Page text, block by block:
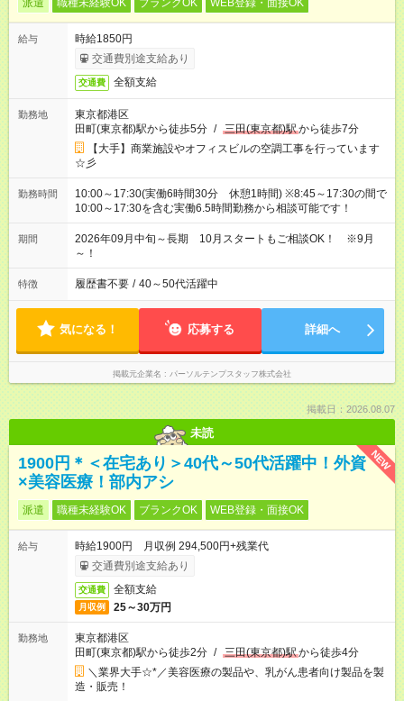
派遣 職種未経験OK ブランクOK WEB登録・面接OK
給与
時給1850円
交通費別途支給あり
交通費 全額支給
勤務地
東京都港区
田町(東京都)駅から徒歩5分 / 三田(東京都)駅から徒歩7分
【大手】商業施設やオフィスビルの空調工事を行っています
☆彡
勤務時間
10:00～17:30(実働6時間30分 休憩1時間) ※8:45～17:30の間で
10:00～17:30を含む実働6.5時間勤務から相談可能です！
期間
2026年09月中旬～長期 10月スタートもご相談OK！ ※9月
～！
特徴 履歴書不要 / 40～50代活躍中
気になる！ 応募する 詳細へ
掲載元企業名 パーソルテンプスタッフ株式会社
掲載日：2026.08.07
未読
NEW
1900円＊＜在宅あり＞40代～50代活躍中！外資
×美容医療！部内アシ
派遣 職種未経験OK ブランクOK WEB登録・面接OK
給与
時給1900円 月収例 294,500円+残業代
交通費別途支給あり
交通費 全額支給
月収例 25～30万円
勤務地
東京都港区
田町(東京都)駅から徒歩2分 / 三田(東京都)駅から徒歩4分
＼業界大手☆*／美容医療の製品や、乳がん患者向け製品を製
造・販売！